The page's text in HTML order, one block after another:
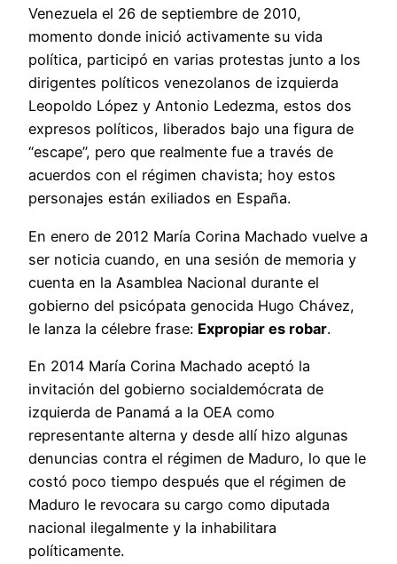
Venezuela el 26 de septiembre de 2010,
momento donde inició activamente su vida
política, participó en varias protestas junto a los
dirigentes políticos venezolanos de izquierda
Leopoldo López y Antonio Ledezma, estos dos
expresos políticos, liberados bajo una figura de
“escape”, pero que realmente fue a través de
acuerdos con el régimen chavista; hoy estos
personajes están exiliados en España.
En enero de 2012 María Corina Machado vuelve a
ser noticia cuando, en una sesión de memoria y
cuenta en la Asamblea Nacional durante el
gobierno del psicópata genocida Hugo Chávez,
le lanza la célebre frase: Expropiar es robar.
En 2014 María Corina Machado aceptó la
invitación del gobierno socialdemócrata de
izquierda de Panamá a la OEA como
representante alterna y desde allí hizo algunas
denuncias contra el régimen de Maduro, lo que le
costó poco tiempo después que el régimen de
Maduro le revocara su cargo como diputada
nacional ilegalmente y la inhabilitara
políticamente.